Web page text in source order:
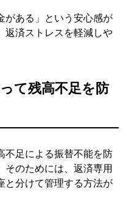
がある」という安心感が
返済ストレスを軽減しや
て残高不足を防
不足による振替不能を防
そのためには、返済専用
と分けて管理する方法が